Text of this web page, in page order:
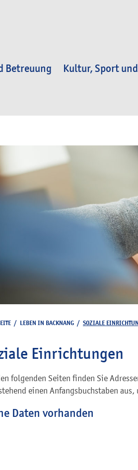
Betreuung Kultur, Sport
/ LEBEN IN BACKNANG / SOZIALE
Einrichtungen
folgenden Seiten finden Sie
einen Anfangsbuchstaben
Daten vorhanden